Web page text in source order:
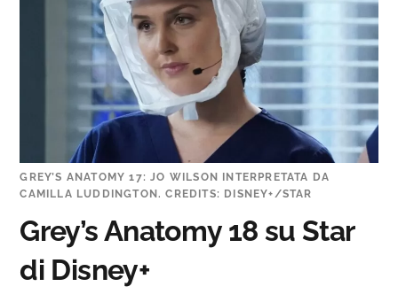
GREY’S ANATOMY 17: JO WILSON INTERPRETATA DA
CAMILLA LUDDINGTON. CREDITS: DISNEY+/STAR
Grey’s Anatomy 18 su Star
di Disney+